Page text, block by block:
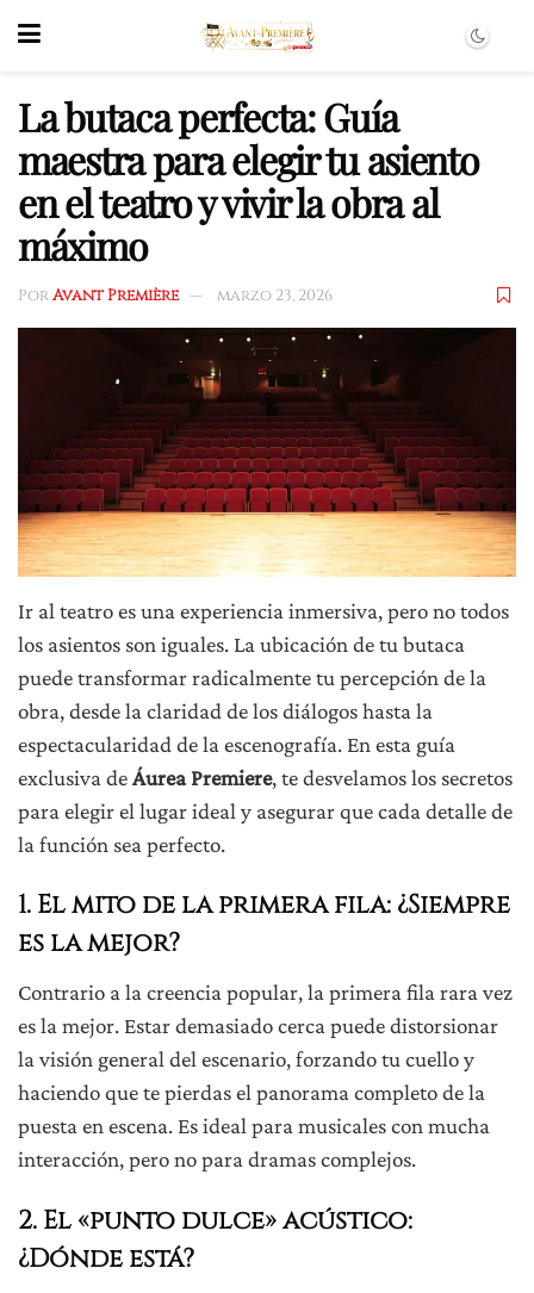
La butaca perfecta: Guía
maestra para elegir tu asiento
en el teatro y vivir la obra al
máximo
PorAvant Première marzo 23, 2026
Ir al teatro es una experiencia inmersiva, pero no todos
los asientos son iguales. La ubicación de tu butaca
puede transformar radicalmente tu percepción de la
obra, desde la claridad de los diálogos hasta la
espectacularidad de la escenografía. En esta guía
exclusiva deÁurea Premiere, te desvelamos los secretos
para elegir el lugar ideal y asegurar que cada detalle de
la función sea perfecto.
1. El mito de la primera fila: ¿Siempre
es la mejor?
Contrario a la creencia popular, la primera fila rara vez
es la mejor. Estar demasiado cerca puede distorsionar
la visión general del escenario, forzando tu cuello y
haciendo que te pierdas el panorama completo de la
puesta en escena. Es ideal para musicales con mucha
interacción, pero no para dramas complejos.
2. El «punto dulce» acústico:
¿Dónde está?